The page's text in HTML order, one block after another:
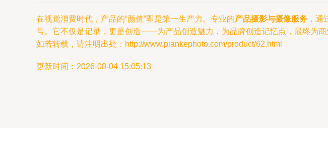
在视觉消费时代，产品的“颜值”即是第一生产力。专业的产品摄影与摄像服务 ，
号。它不仅是记录，更是创造——为产品创造魅力，为品牌创造记忆点，最终为
如若转载，请注明出处：http://www.piankephoto.com/product/62.html
更新时间：2026-08-04 15:05:13